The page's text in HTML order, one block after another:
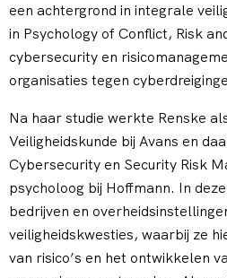
een achtergrond in integrale
in Psychology of Conflict, Risk
cybersecurity en
organisaties tegen
Na haar studie werkte Renske
Veiligheidskunde bij Avans en
Cybersecurity en Security Risk
psycholoog bij Hoffmann. In
bedrijven en
veiligheidskwesties, waarbij ze
van risico’s en het ontwikkelen